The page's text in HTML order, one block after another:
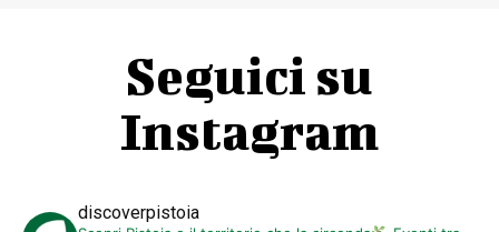
Seguici su
Instagram
discoverpistoia